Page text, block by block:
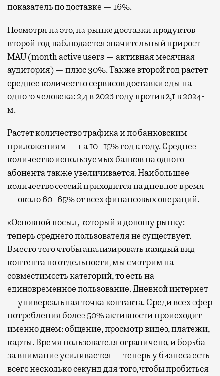
показатель по доставке — 16%.
Несмотря на это, на рынке доставки продуктов
второй год наблюдается значительный прирост
MAU (month active users — активная месячная
аудитория) — плюс 30%. Также второй год растет
среднее количество сервисов доставки еды на
одного человека: 2,4 в 2026 году против 2,1 в 2024-
м.
Растет количество трафика и по банковским
приложениям — на 10−15% год к году. Среднее
количество используемых банков на одного
абонента также увеличивается. Наибольшее
количество сессий приходится на дневное время
— около 60−65% от всех финансовых операций.
«Основной посыл, который я доношу рынку:
теперь среднего пользователя не существует.
Вместо того чтобы анализировать каждый вид
контента по отдельности, мы смотрим на
совместимость категорий, то есть на
единовременное пользование. Дневной интернет
— универсальная точка контакта. Среди всех сфер
потребления более 50% активности происходит
именно днем: общение, просмотр видео, платежи,
карты. Время пользователя ограничено, и борьба
за внимание усиливается — теперь у бизнеса есть
всего несколько секунд для того, чтобы пробиться